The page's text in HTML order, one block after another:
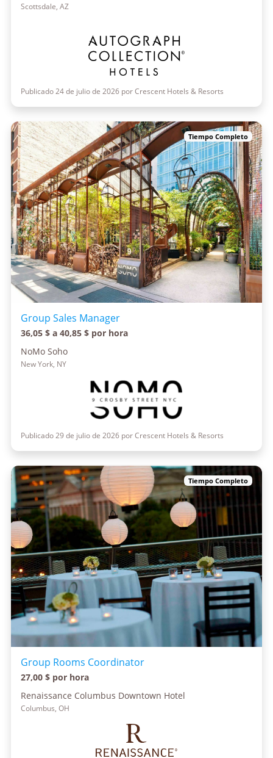
Scottsdale, AZ
Publicado 24 de julio de 2026 por Crescent Hotels & Resorts
Tiempo Completo
Group Sales Manager
36,05 $ a 40,85 $ por hora
NoMo Soho
New York, NY
Publicado 29 de julio de 2026 por Crescent Hotels & Resorts
Tiempo Completo
Group Rooms Coordinator
27,00 $ por hora
Renaissance Columbus Downtown Hotel
Columbus, OH